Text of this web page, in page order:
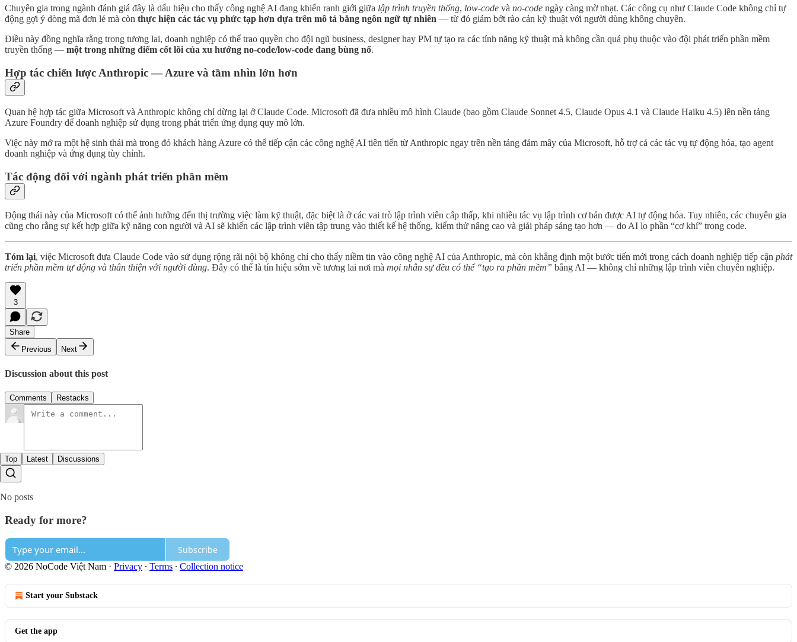
Chuyên gia trong ngành đánh giá đây là dấu hiệu cho thấy công nghệ AI đang khiến ranh giới giữa lập trình truyền thống, low-code và no-code ngày càng mờ nhạt. Các công cụ như Claude Code không chỉ tự
động gợi ý dòng mã đơn lẻ mà còn thực hiện các tác vụ phức tạp hơn dựa trên mô tả bằng ngôn ngữ tự nhiên — từ đó giảm bớt rào cản kỹ thuật với người dùng không chuyên.
Điều này đồng nghĩa rằng trong tương lai, doanh nghiệp có thể trao quyền cho đội ngũ business, designer hay PM tự tạo ra các tính năng kỹ thuật mà không cần quá phụ thuộc vào đội phát triển phần mềm
truyền thống — một trong những điểm cốt lõi của xu hướng no-code/low-code đang bùng nổ.
Hợp tác chiến lược Anthropic — Azure và tầm nhìn lớn hơn
Quan hệ hợp tác giữa Microsoft và Anthropic không chỉ dừng lại ở Claude Code. Microsoft đã đưa nhiều mô hình Claude (bao gồm Claude Sonnet 4.5, Claude Opus 4.1 và Claude Haiku 4.5) lên nền tảng
Azure Foundry để doanh nghiệp sử dụng trong phát triển ứng dụng quy mô lớn.
Việc này mở ra một hệ sinh thái mà trong đó khách hàng Azure có thể tiếp cận các công nghệ AI tiên tiến từ Anthropic ngay trên nền tảng đám mây của Microsoft, hỗ trợ cả các tác vụ tự động hóa, tạo agent
doanh nghiệp và ứng dụng tùy chỉnh.
Tác động đối với ngành phát triển phần mềm
Động thái này của Microsoft có thể ảnh hưởng đến thị trường việc làm kỹ thuật, đặc biệt là ở các vai trò lập trình viên cấp thấp, khi nhiều tác vụ lập trình cơ bản được AI tự động hóa. Tuy nhiên, các chuyên gia
cũng cho rằng sự kết hợp giữa kỹ năng con người và AI sẽ khiến các lập trình viên tập trung vào thiết kế hệ thống, kiểm thử nâng cao và giải pháp sáng tạo hơn — do AI lo phần “cơ khí” trong code.
Tóm lại, việc Microsoft đưa Claude Code vào sử dụng rộng rãi nội bộ không chỉ cho thấy niềm tin vào công nghệ AI của Anthropic, mà còn khẳng định một bước tiến mới trong cách doanh nghiệp tiếp cận phát
triển phần mềm tự động và thân thiện với người dùng. Đây có thể là tín hiệu sớm về tương lai nơi mà mọi nhân sự đều có thể “tạo ra phần mềm” bằng AI — không chỉ những lập trình viên chuyên nghiệp.
3
Share
Previous
Next
Discussion about this post
Comments Restacks
Top Latest Discussions
No posts
Ready for more?
Subscribe
© 2026 NoCode Việt Nam · Privacy ∙ Terms ∙ Collection notice
Start your Substack
Get the app